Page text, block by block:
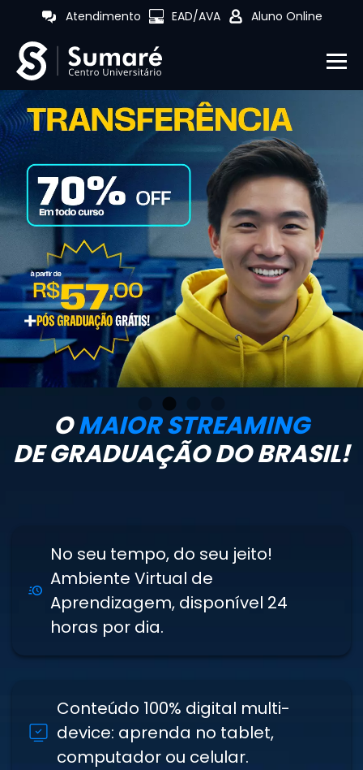
Atendimento EAD/AVA Aluno Online
2
OMAIOR STREAMING
DE GRADUAÇÃO DO BRASIL!
No seu tempo, do seu jeito!
Ambiente Virtual de
Aprendizagem, disponível 24
horas por dia.
Conteúdo 100% digital multi-
device: aprenda no tablet,
computador ou celular.